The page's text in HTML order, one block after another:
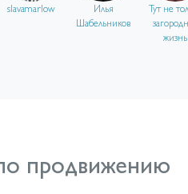
slavamarlow
Илья
Шабельников
Тут не
жизнь
продвижению